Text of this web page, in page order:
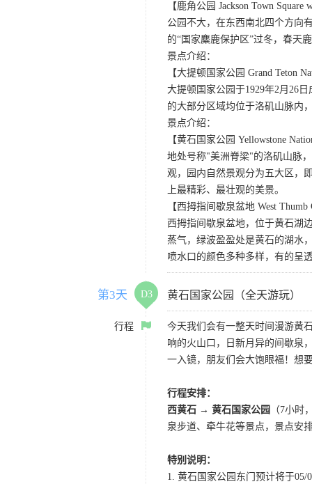
【鹿角公园 Jackson Town
公园不大，在东西南北四个方向
的“国家麋鹿保护区”过冬，春天
景点介绍：
【大提顿国家公园 Grand Teton
大提顿国家公园于1929年2月26
的大部分区域均位于洛矶山脉内
景点介绍：
【黄石国家公园 Yellowstone
地处号称"美洲脊梁"的洛矶山脉
观，园内自然景观分为五大区，
上最精彩、最壮观的美景。
【西拇指间歇泉盆地 West Thumb
西拇指间歇泉盆地，位于黄石湖
蒸气，绿波盈盈处是黄石的湖水
喷水口的颜色多种多样，有的呈
第3天 D3 黄石国家公园（全天游玩）
行程
今天我们会有一整天时间漫游黄
响的火山口，日新月异的间歇泉
一入镜，朋友们会大饱眼福！想
行程安排：
西黄石 → 黄石国家公园
（7小时
泉步道、牵牛花等景点，景点安
特别说明：
1. 黄石国家公园东门预计将于